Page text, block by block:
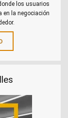
los usuarios
en la negociación